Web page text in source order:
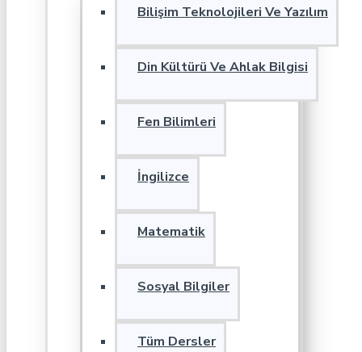
Bilişim Teknolojileri Ve Yazılım
Din Kültürü Ve Ahlak Bilgisi
Fen Bilimleri
İngilizce
Matematik
Sosyal Bilgiler
Tüm Dersler